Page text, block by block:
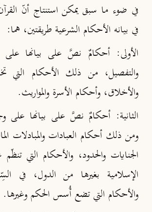
في ضوء ما سبق يمكن استنتاج أنّ
في بيانه الأحكام الشرعية طريقتين، هما:
الأولى: أحكامٌ نصَّ على بيانها على
والتفصيل، من ذلك الأحكام التي
والأخلاق، وأحكام الأسرة والمواريث.
الثانية: أحكامٌ نصَّ على بيانها على
ومن ذلك أحكام العبادات والمبادلات
الجنايات والحدود، والأحكام التي تنظّم
الإسلامية بغيرها من الدول، في
والأحكام التي تضع أُسس الحكم وغيرها.